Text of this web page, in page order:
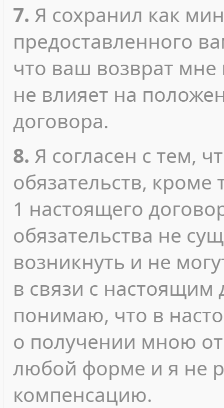
7. Я сохранил как
предоставленного
что ваш возврат
не влияет на
договора.
8. Я согласен с тем,
обязательств, кроме
1 настоящего
обязательства не
возникнуть и не
в связи с настоящим
понимаю, что в
о получении мною
любой форме и я не
компенсацию.